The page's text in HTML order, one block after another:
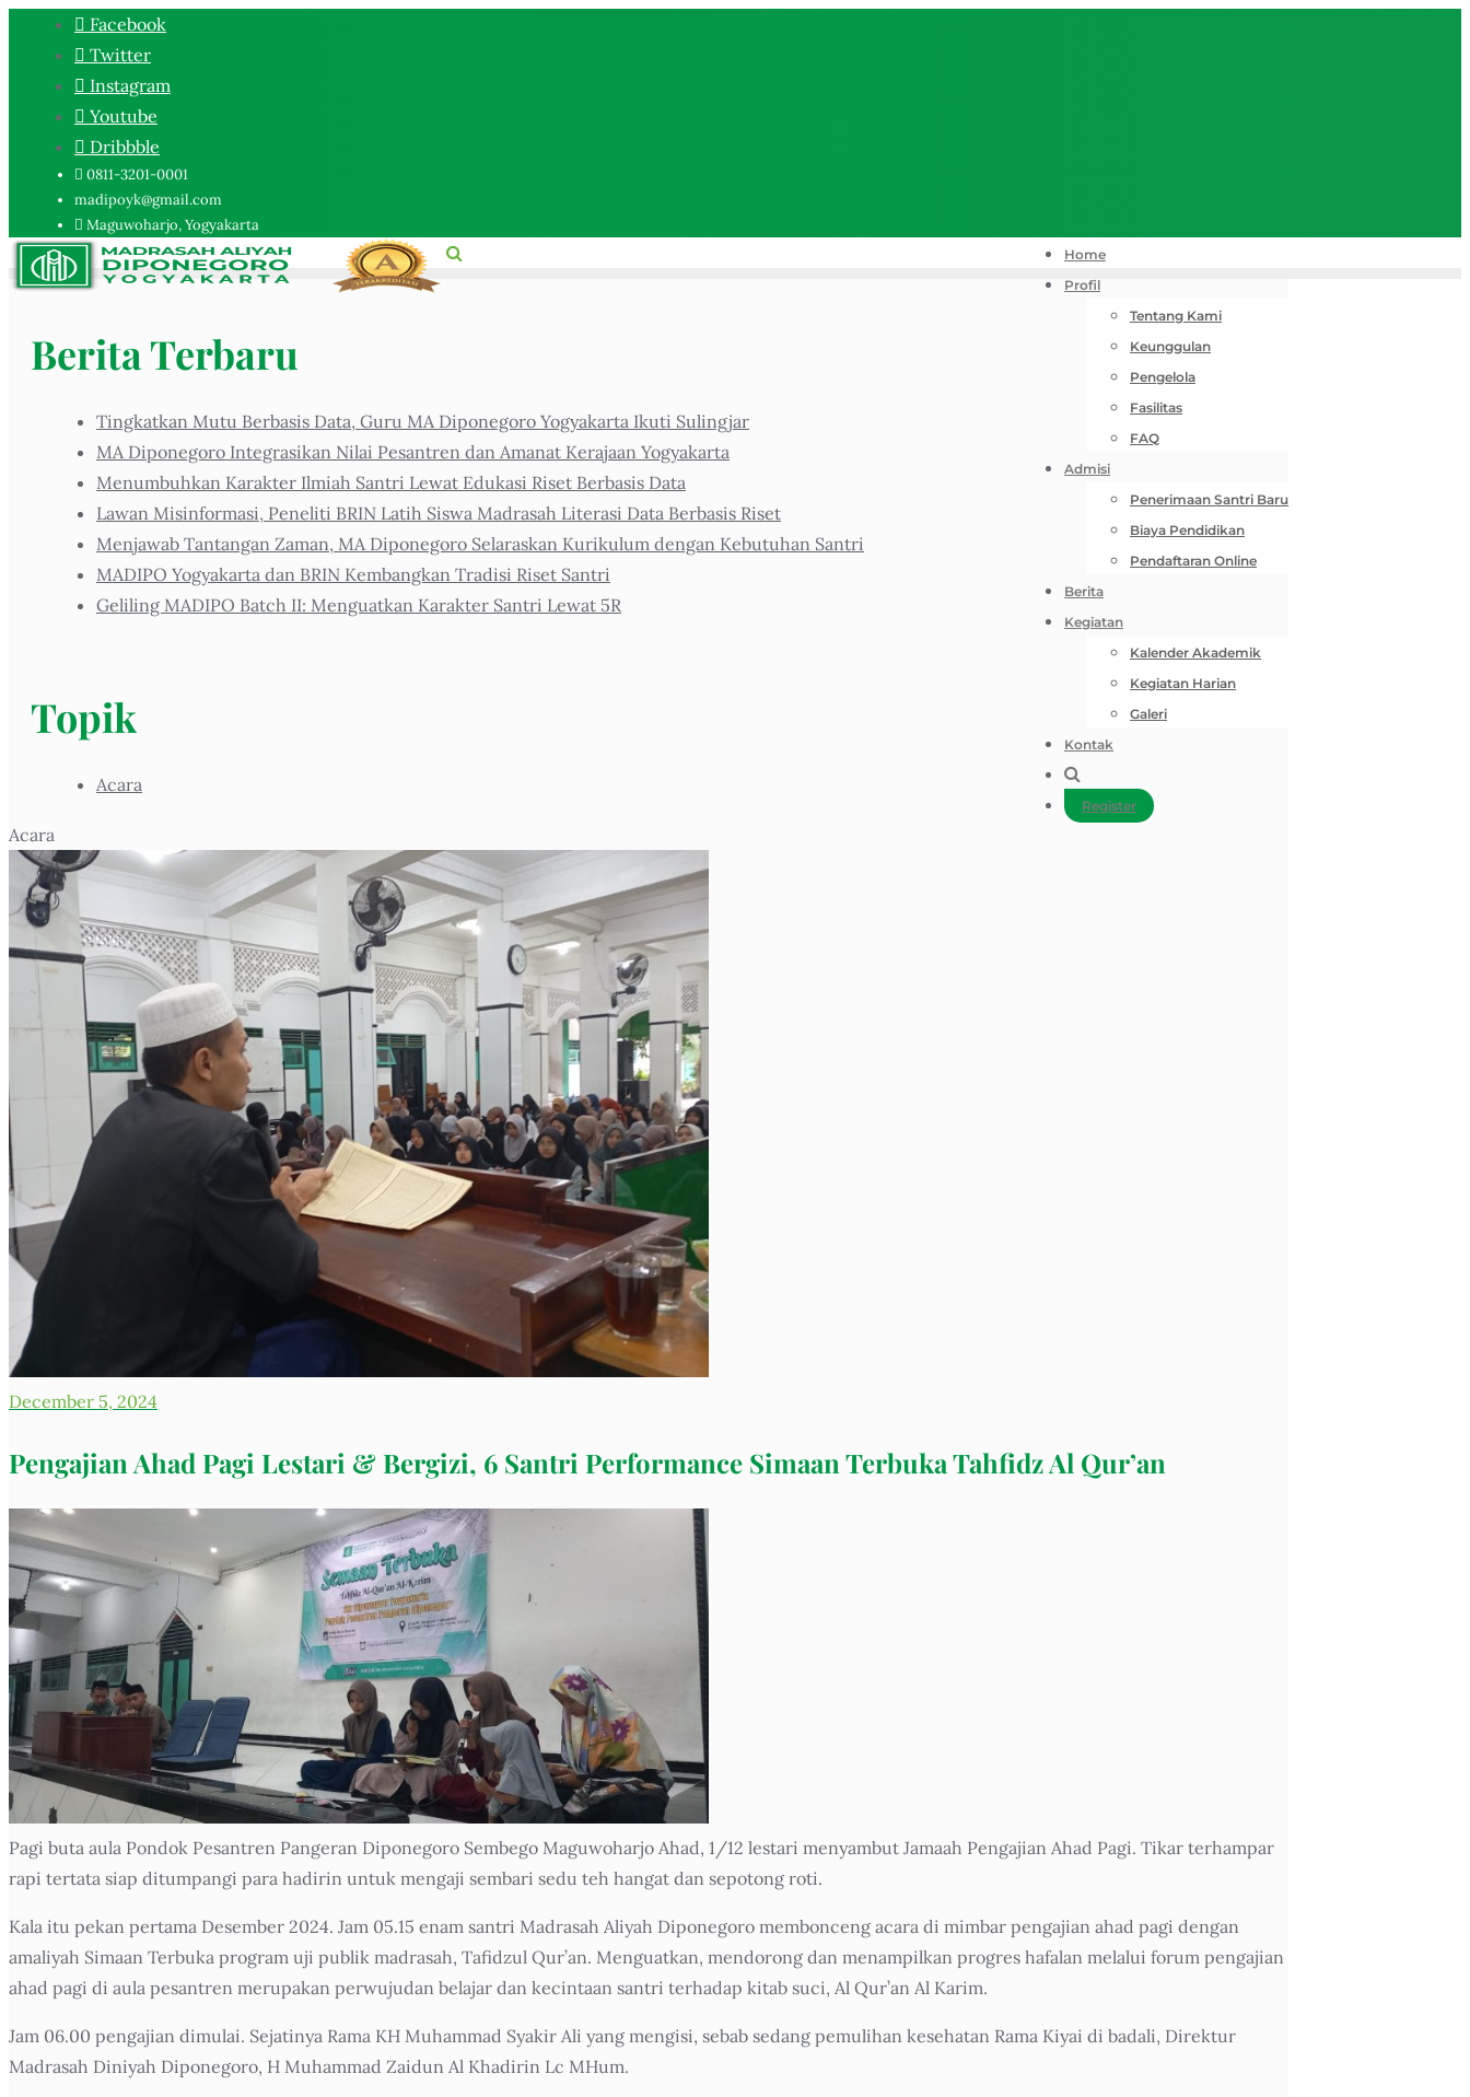
Facebook
Twitter
Instagram
Youtube
Dribbble
0811-3201-0001
madipoyk@gmail.com
Maguwoharjo, Yogyakarta
Home
Profil
Tentang Kami
Keunggulan
Pengelola
Fasilitas
FAQ
Admisi
Penerimaan Santri Baru
Biaya Pendidikan
Pendaftaran Online
Berita
Kegiatan
Kalender Akademik
Kegiatan Harian
Galeri
Kontak
Register
Acara
December 5, 2024
Pengajian Ahad Pagi Lestari & Bergizi, 6 Santri Performance Simaan Terbuka Tahfidz Al Qur’an
Pagi buta aula Pondok Pesantren Pangeran Diponegoro Sembego Maguwoharjo Ahad, 1/12 lestari menyambut Jamaah Pengajian Ahad Pagi. Tikar terhampar
rapi tertata siap ditumpangi para hadirin untuk mengaji sembari sedu teh hangat dan sepotong roti.
Kala itu pekan pertama Desember 2024. Jam 05.15 enam santri Madrasah Aliyah Diponegoro membonceng acara di mimbar pengajian ahad pagi dengan
amaliyah Simaan Terbuka program uji publik madrasah, Tafidzul Qur’an. Menguatkan, mendorong dan menampilkan progres hafalan melalui forum pengajian
ahad pagi di aula pesantren merupakan perwujudan belajar dan kecintaan santri terhadap kitab suci, Al Qur’an Al Karim.
Jam 06.00 pengajian dimulai. Sejatinya Rama KH Muhammad Syakir Ali yang mengisi, sebab sedang pemulihan kesehatan Rama Kiyai di badali, Direktur
Madrasah Diniyah Diponegoro, H Muhammad Zaidun Al Khadirin Lc MHum.
Berita Terbaru
Tingkatkan Mutu Berbasis Data, Guru MA Diponegoro Yogyakarta Ikuti Sulingjar
MA Diponegoro Integrasikan Nilai Pesantren dan Amanat Kerajaan Yogyakarta
Menumbuhkan Karakter Ilmiah Santri Lewat Edukasi Riset Berbasis Data
Lawan Misinformasi, Peneliti BRIN Latih Siswa Madrasah Literasi Data Berbasis Riset
Menjawab Tantangan Zaman, MA Diponegoro Selaraskan Kurikulum dengan Kebutuhan Santri
MADIPO Yogyakarta dan BRIN Kembangkan Tradisi Riset Santri
Geliling MADIPO Batch II: Menguatkan Karakter Santri Lewat 5R
Topik
Acara